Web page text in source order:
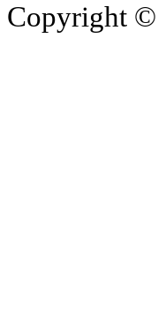
Copyright